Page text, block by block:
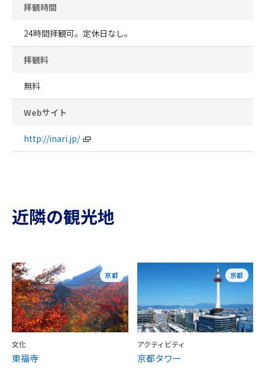
拝観時間
24時間拝観可。定休日なし。
拝観料
無料
Webサイト
http://inari.jp/
近隣の観光地
京都
文化
東福寺
京都
アクティビティ
京都タワー